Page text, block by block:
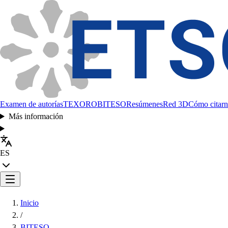
Examen de autoríasTEXOROBITESOResúmenesRed 3DCómo
Más información
ES
Inicio
/